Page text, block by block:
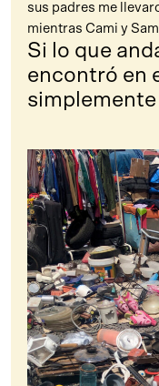
sus padres me
mientras Cami y
Si lo que
encontró en